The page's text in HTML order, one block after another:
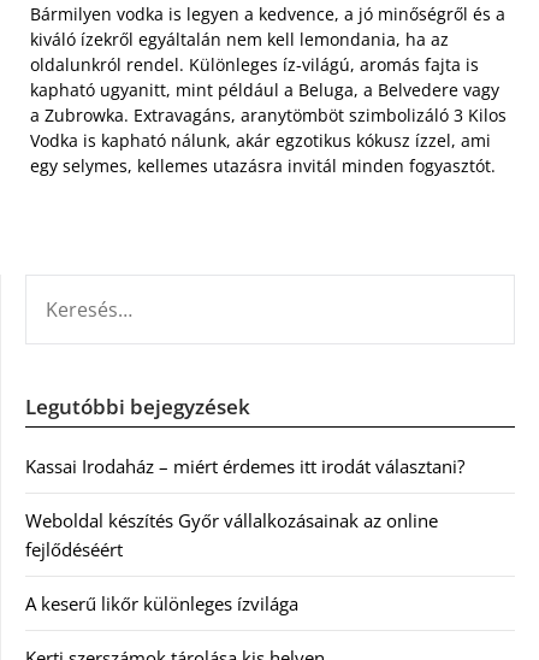
Bármilyen vodka is legyen a kedvence, a jó minőségről és a
kiváló ízekről egyáltalán nem kell lemondania, ha az
oldalunkról rendel. Különleges íz-világú, aromás fajta is
kapható ugyanitt, mint például a Beluga, a Belvedere vagy
a Zubrowka. Extravagáns, aranytömböt szimbolizáló 3 Kilos
Vodka is kapható nálunk, akár egzotikus kókusz ízzel, ami
egy selymes, kellemes utazásra invitál minden fogyasztót.
Legutóbbi bejegyzések
Kassai Irodaház – miért érdemes itt irodát választani?
Weboldal készítés Győr vállalkozásainak az online
fejlődéséért
A keserű likőr különleges ízvilága